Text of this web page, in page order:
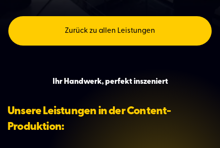
Mitarbeitergewinnung
Neukundengewinnung
Baustellensicherheit: Intelligente
Übersicht der Referenzen
Zurück zu allen Leistungen
Ihr Handwerk, perfekt inszeniert
Unsere Leistungen in der Content-
Produktion: